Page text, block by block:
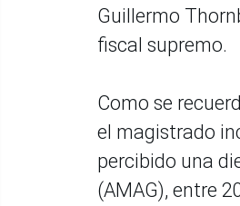
Guillermo
fiscal supremo.
Como se
el magistrado
percibido una
(AMAG), entre